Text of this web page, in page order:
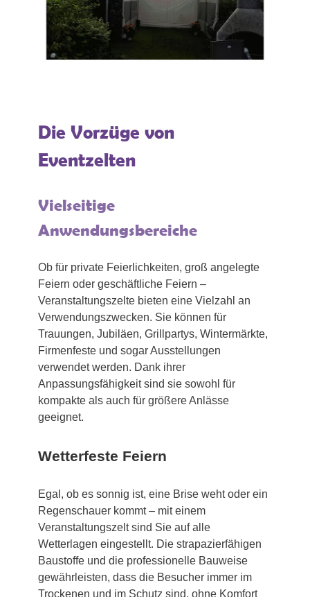
Die Vorzüge von
Eventzelten
Vielseitige
Anwendungsbereiche
Ob für private Feierlichkeiten, groß angelegte
Feiern oder geschäftliche Feiern –
Veranstaltungszelte bieten eine Vielzahl an
Verwendungszwecken. Sie können für
Trauungen, Jubiläen, Grillpartys, Wintermärkte,
Firmenfeste und sogar Ausstellungen
verwendet werden. Dank ihrer
Anpassungsfähigkeit sind sie sowohl für
kompakte als auch für größere Anlässe
geeignet.
Wetterfeste Feiern
Egal, ob es sonnig ist, eine Brise weht oder ein
Regenschauer kommt – mit einem
Veranstaltungszelt sind Sie auf alle
Wetterlagen eingestellt. Die strapazierfähigen
Baustoffe und die professionelle Bauweise
gewährleisten, dass die Besucher immer im
Trockenen und im Schutz sind, ohne Komfort